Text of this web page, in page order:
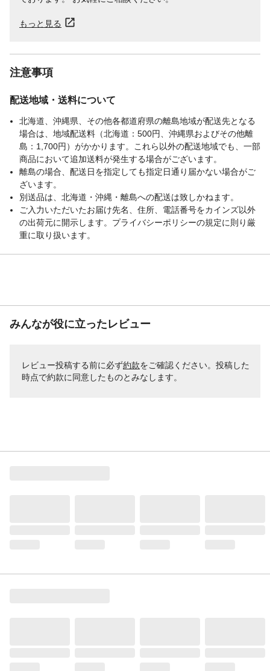
もっと見る
注意事項
配送地域・送料について
北海道、沖縄県、その他各都道府県の離島地域が配送先となる
場合は、地域配送料（北海道：500円、沖縄県およびその他離
島：1,700円）がかかります。これら以外の配送地域でも、一部
商品において追加送料が発生する場合がございます。
離島の場合、配送日を指定しても指定日通り届かない場合がご
ざいます。
別送品は、北海道・沖縄・離島への配送は致しかねます。
ご入力いただいたお届け先名、住所、電話番号をカインズ以外
の出荷元に開示します。プライバシーポリシーの規定に則り厳
重に取り扱います。
みんなが役に立ったレビュー
レビュー投稿する前に必ず約款をご確認ください。投稿した
時点で約款に同意したものとみなします。